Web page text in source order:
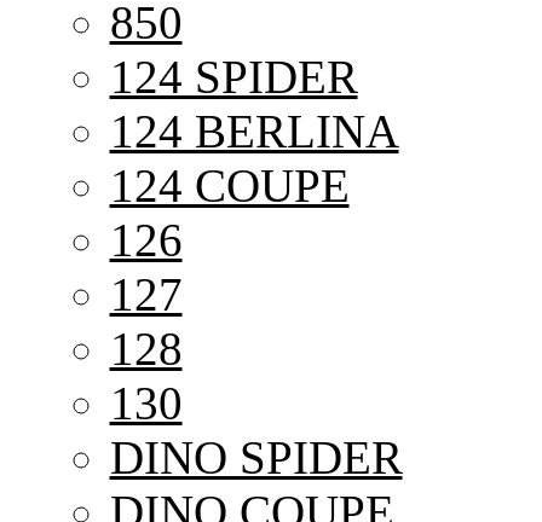
850
124 SPIDER
124 BERLINA
124 COUPE
126
127
128
130
DINO SPIDER
DINO COUPE